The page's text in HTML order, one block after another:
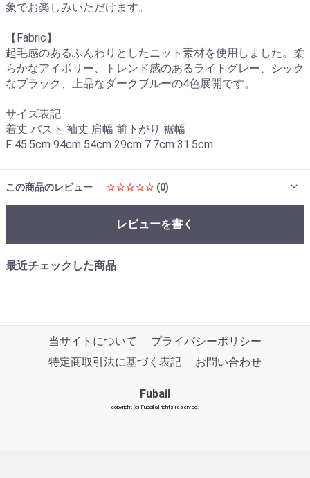
象でお楽しみいただけます。
【Fabric】
起毛感のあるふんわりとしたニット素材を使用しました。柔
らかなアイボリー、トレンド感のあるライトグレー、シック
なブラック、上品なダークブルーの4色展開です。
サイズ表記
着丈 バスト 袖丈 肩幅 前下がり 裾幅
F 45.5cm 94cm 54cm 29cm 7.7cm 31.5cm
この商品のレビュー ☆☆☆☆☆ (0)
レビューを書く
最近チェックした商品
当サイトについて
プライバシーポリシー
特定商取引法に基づく表記
お問い合わせ
Fubail
copyright (c) Fubail all rights reserved.